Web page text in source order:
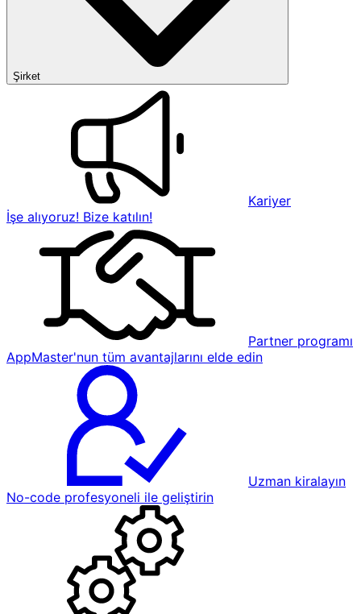
Şirket
Kariyer
İşe alıyoruz! Bize katılın!
Partner programı
AppMaster'nun tüm avantajlarını elde edin
Uzman kiralayın
No-code profesyoneli ile geliştirin